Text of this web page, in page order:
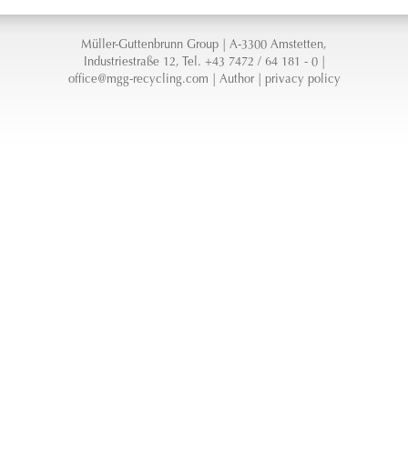
Müller-Guttenbrunn Group | A-3300 Amstetten,
Industriestraße 12, Tel. +43 7472 / 64 181 - 0 |
office@mgg-recycling.com
Author| privacy policy